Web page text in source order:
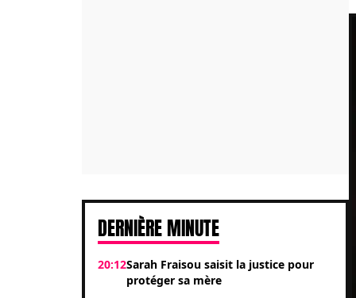
DERNIÈRE MINUTE
20:12Sarah Fraisou saisit la justice pour
protéger sa mère